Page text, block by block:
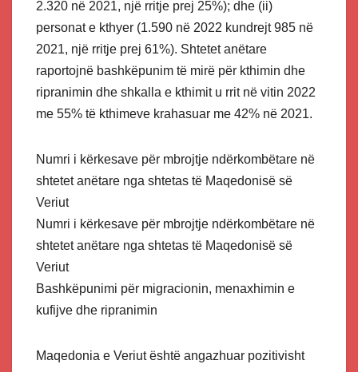
2.320 në 2021, një rritje prej 25%); dhe (ii)
personat e kthyer (1.590 në 2022 kundrejt 985 në
2021, një rritje prej 61%). Shtetet anëtare
raportojnë bashkëpunim të mirë për kthimin dhe
ripranimin dhe shkalla e kthimit u rrit në vitin 2022
me 55% të kthimeve krahasuar me 42% në 2021.
Numri i kërkesave për mbrojtje ndërkombëtare në
shtetet anëtare nga shtetas të Maqedonisë së
Veriut
Numri i kërkesave për mbrojtje ndërkombëtare në
shtetet anëtare nga shtetas të Maqedonisë së
Veriut
Bashkëpunimi për migracionin, menaxhimin e
kufijve dhe ripranimin
Maqedonia e Veriut është angazhuar pozitivisht